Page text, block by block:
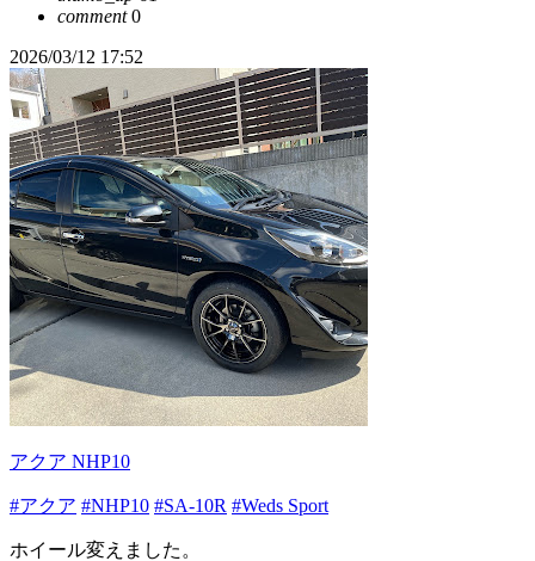
comment0
2026/03/12 17:52
アクア NHP10
#アクア #NHP10 #SA-10R #Weds Sport
ホイール変えました。